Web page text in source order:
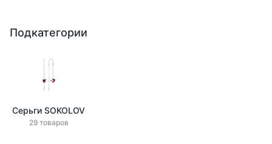
Подкатегории
Серьги SOKOLOV
29 товаров